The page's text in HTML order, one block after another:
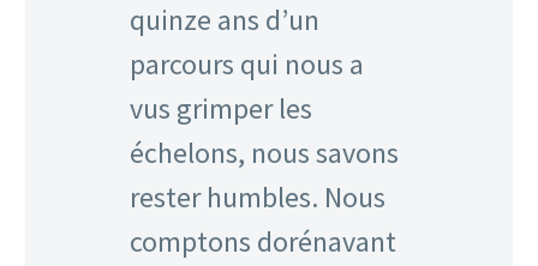
quinze ans d’un
parcours qui nous a
vus grimper les
échelons, nous savons
rester humbles. Nous
comptons dorénavant